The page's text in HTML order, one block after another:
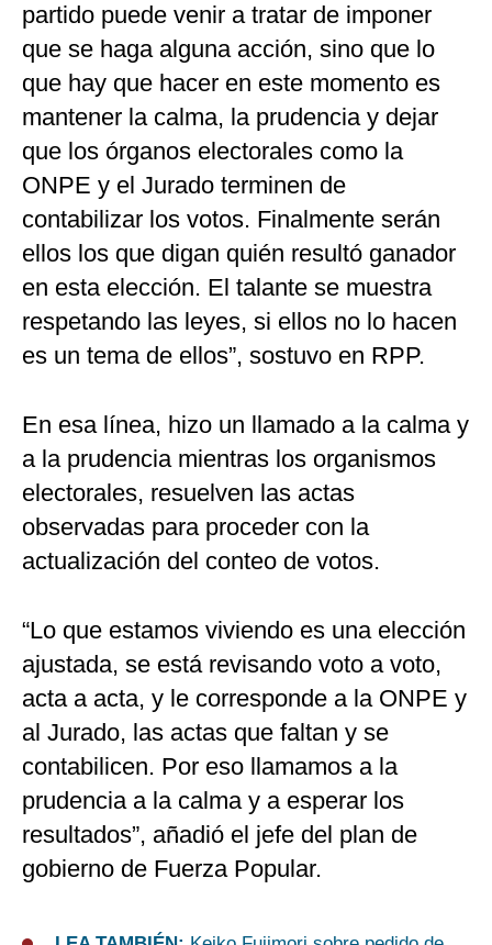
partido puede venir a tratar de imponer
que se haga alguna acción, sino que lo
que hay que hacer en este momento es
mantener la calma, la prudencia y dejar
que los órganos electorales como la
ONPE y el Jurado terminen de
contabilizar los votos. Finalmente serán
ellos los que digan quién resultó ganador
en esta elección. El talante se muestra
respetando las leyes, si ellos no lo hacen
es un tema de ellos”, sostuvo en RPP.
En esa línea, hizo un llamado a la calma y
a la prudencia mientras los organismos
electorales, resuelven las actas
observadas para proceder con la
actualización del conteo de votos.
“Lo que estamos viviendo es una elección
ajustada, se está revisando voto a voto,
acta a acta, y le corresponde a la ONPE y
al Jurado, las actas que faltan y se
contabilicen. Por eso llamamos a la
prudencia a la calma y a esperar los
resultados”, añadió el jefe del plan de
gobierno de Fuerza Popular.